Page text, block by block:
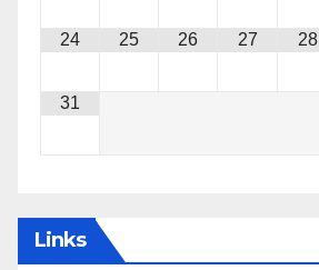
24 25 26 27 28
31
Links